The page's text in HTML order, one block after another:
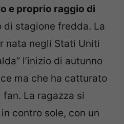
e proprio raggio di
di stagione fredda. La
nata negli Stati Uniti
l’inizio di autunno
ma che ha catturato
fan. La ragazza si
contro sole, con un